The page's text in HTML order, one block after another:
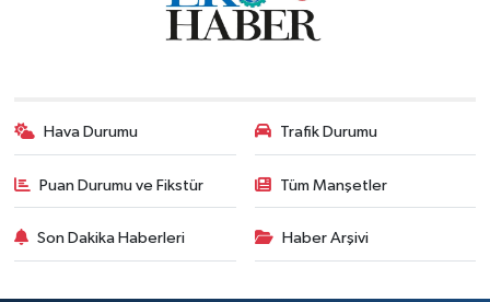
Hava Durumu Trafik Durumu
Puan Durumu ve Fikstür Tüm Manşetler
Son Dakika Haberleri Haber Arşivi